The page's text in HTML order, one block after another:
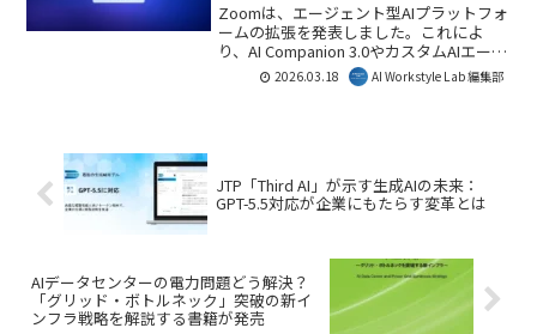
Zoomは、エージェント型AIプラットフォ
ームの拡張を発表しました。これによ
り、AI Companion 3.0やカスタムAIエージ
ェントが導入され、Zoom製品とサード
パーティシステムを横断する業務自動化
部としては、この進化が働き方をどう変
えるか注目しています。
2026.03.18 AI Workstyle Lab 編集部
JTP「Third AI」が示す生成AIの未来：
GPT-5.5対応が企業にもたらす変革とは
AIデータセンターの電力問題どう解決？
「グリッド・ボトルネック」突破の新イ
ンフラ戦略を解説する書籍が発売